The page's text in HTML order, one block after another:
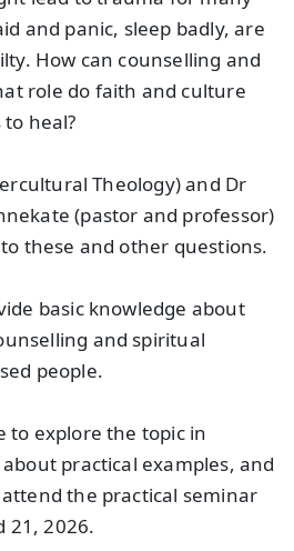
and panic, sleep badly, are
How can counselling and
role do faith and culture
heal?
Theology) and Dr
(pastor and professor)
these and other questions.
basic knowledge about
and spiritual
people.
to explore the topic in
practical examples, and
the practical seminar
21, 2026.